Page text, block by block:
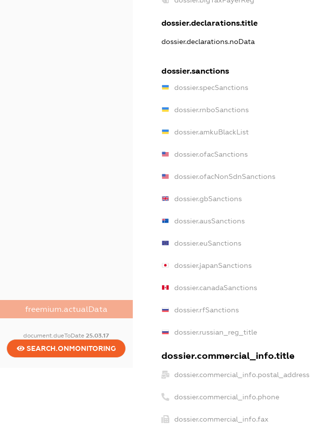
freemium.actualData
document.dueToDate25.03.17
SEARCH.ONMONITORING
dossier.declarations.title
dossier.declarations.noData
dossier.sanctions
dossier.specSanctions
dossier.rnboSanctions
dossier.amkuBlackList
dossier.ofacSanctions
dossier.ofacNonSdnSanctions
dossier.gbSanctions
dossier.ausSanctions
dossier.euSanctions
dossier.japanSanctions
dossier.canadaSanctions
dossier.rfSanctions
dossier.russian_reg_title
dossier.commercial_info.title
dossier.commercial_info.postal_address
dossier.commercial_info.phone
dossier.commercial_info.fax